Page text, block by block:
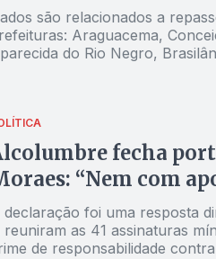
são relacionados a
Araguacema,
do Rio Negro,
fecha
“Nem com
declaração foi uma resposta
reuniram as 41 assinaturas
de responsabilidade